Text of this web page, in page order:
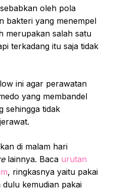
oleh pola
bakteri yang menempel
merupakan salah satu
terkadang itu saja tidak
ini agar perawatan
yang membandel
sehingga tidak
di malam hari
lainnya. Baca urutan
, ringkasnya yaitu pakai
kemudian pakai